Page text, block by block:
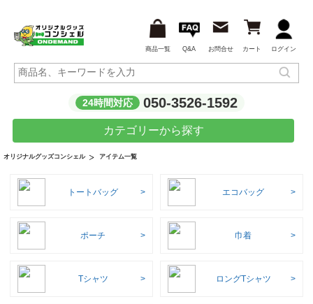
商品一覧 Q&A お問合せ カート ログイン
24時間対応 050-3526-1592
カテゴリーから探す
オリジナルグッズコンシェル アイテム一覧
トートバッグ エコバッグ
ポーチ 巾着
Tシャツ ロングTシャツ